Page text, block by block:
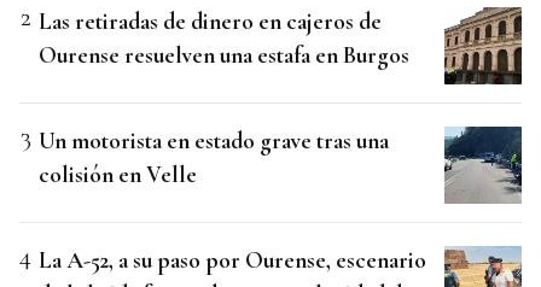
Las retiradas de dinero en cajeros de
Ourense resuelven una estafa en Burgos
Un motorista en estado grave tras una
colisión en Velle
La A-52, a su paso por Ourense, escenario